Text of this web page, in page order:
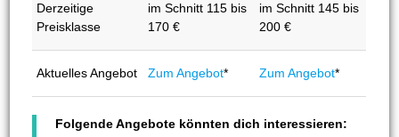
Derzeitige
Preisklasse
im Schnitt 115 bis
170 €
im Schnitt 145 bis
200 €
Aktuelles Angebot Zum Angebot* Zum Angebot*
Folgende Angebote könnten dich interessieren: